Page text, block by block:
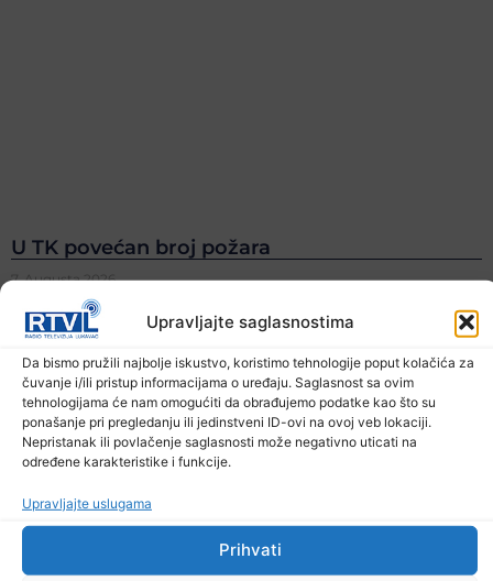
Upravljajte saglasnostima
Da bismo pružili najbolje iskustvo, koristimo tehnologije poput kolačića za
čuvanje i/ili pristup informacijama o uređaju. Saglasnost sa ovim
tehnologijama će nam omogućiti da obrađujemo podatke kao što su
ponašanje pri pregledanju ili jedinstveni ID-ovi na ovoj veb lokaciji.
Nepristanak ili povlačenje saglasnosti može negativno uticati na
određene karakteristike i funkcije.
Upravljajte uslugama
Prihvati
U TK povećan broj požara
7. Augusta 2026.